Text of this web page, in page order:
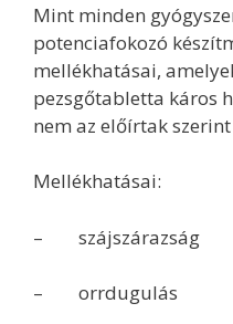
Mint minden
potenciafokozó
mellékhatásai,
pezsgőtabletta káros
nem az előírtak
Mellékhatásai:
– szájszárazság
– orrdugulás